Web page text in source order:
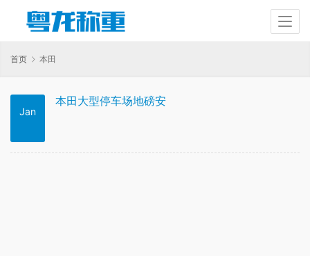
首页 本田
Jan
本田大型停车场地磅安